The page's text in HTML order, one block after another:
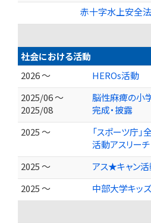
赤十字水上安全
社会における活動
2026 ～
HEROs活動
2025/06 ～
2025/08
脳性麻痺の小
完成・披露
2025 ～
「スポーツ庁
活動アスリーチ
2025 ～
アス★キャン
2025 ～
中部大学キッ